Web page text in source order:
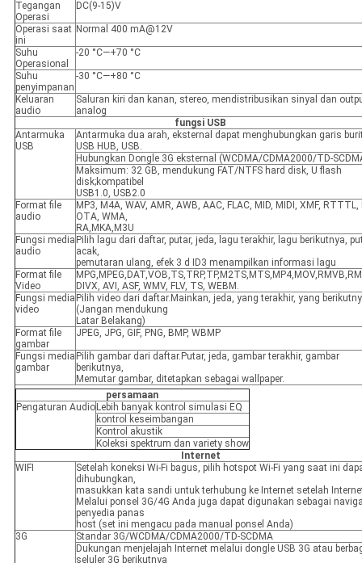
Tegangan
Operasi
DC(9-15)V
Operasi saat
ini
Normal 400 mA@12V
Suhu
Operasional
-20 °C—+70 °C
Suhu
penyimpanan
-30 °C—+80 °C
Keluaran
audio
Saluran kiri dan kanan, stereo, mendistribusikan sinyal dan
analog
fungsi USB
Antarmuka
USB
Antarmuka dua arah, eksternal dapat menghubungkan garis
USB HUB, USB.
Hubungkan Dongle 3G eksternal (WCDMA/CDMA2000/TD-
Maksimum: 32 GB, mendukung FAT/NTFS hard disk, U flash
disk;kompatibel
USB1.0, USB2.0
Format file
audio
MP3, M4A, WAV, AMR, AWB, AAC, FLAC, MID, MIDI, XMF,
OTA, WMA,
RA,MKA,M3U
Fungsi media
audio
Pilih lagu dari daftar, putar, jeda, lagu terakhir, lagu berikutnya,
acak,
pemutaran ulang, efek 3 d ID3 menampilkan informasi lagu
Format file
Video
DIVX, AVI, ASF, WMV, FLV, TS, WEBM.
Fungsi media
video
Pilih video dari daftar.Mainkan, jeda, yang terakhir, yang
(Jangan mendukung
Latar Belakang)
Format file
gambar
JPEG, JPG, GIF, PNG, BMP, WBMP
Fungsi media
gambar
Pilih gambar dari daftar.Putar, jeda, gambar terakhir, gambar
berikutnya,
Memutar gambar, ditetapkan sebagai wallpaper.
persamaan
Pengaturan Audio Lebih banyak kontrol simulasi EQ
kontrol keseimbangan
Kontrol akustik
Koleksi spektrum dan variety show
Internet
WIFI
Setelah koneksi Wi-Fi bagus, pilih hotspot Wi-Fi yang saat ini
dihubungkan,
masukkan kata sandi untuk terhubung ke Internet setelah
Melalui ponsel 3G/4G Anda juga dapat digunakan sebagai
penyedia panas
host (set ini mengacu pada manual ponsel Anda)
3G
Standar 3G/WCDMA/CDMA2000/TD-SCDMA
Dukungan menjelajah Internet melalui dongle USB 3G atau
seluler 3G berikutnya